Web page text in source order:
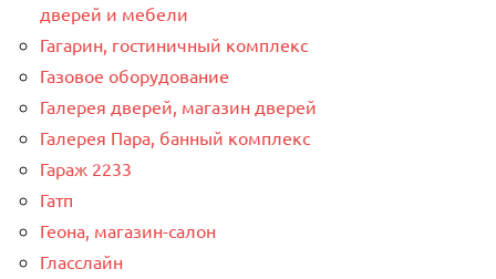
дверей и мебели
Гагарин, гостиничный комплекс
Газовое оборудование
Галерея дверей, магазин дверей
Галерея Пара, банный комплекс
Гараж 2233
Гатп
Геона, магазин-салон
Гласслайн